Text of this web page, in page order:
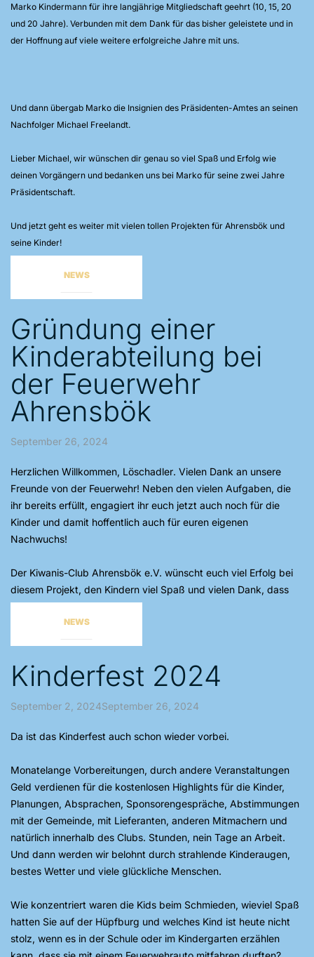
Marko Kindermann für ihre langjährige Mitgliedschaft geehrt (10, 15, 20
und 20 Jahre). Verbunden mit dem Dank für das bisher geleistete und in
der Hoffnung auf viele weitere erfolgreiche Jahre mit uns.
Und dann übergab Marko die Insignien des Präsidenten-Amtes an seinen
Nachfolger Michael Freelandt.
Lieber Michael, wir wünschen dir genau so viel Spaß und Erfolg wie
deinen Vorgängern und bedanken uns bei Marko für seine zwei Jahre
Präsidentschaft.
Und jetzt geht es weiter mit vielen tollen Projekten für Ahrensbök und
seine Kinder!
NEWS
Gründung einer
Kinderabteilung bei
der Feuerwehr
Ahrensbök
September 26, 2024
Herzlichen Willkommen, Löschadler. Vielen Dank an unsere
Freunde von der Feuerwehr! Neben den vielen Aufgaben, die
ihr bereits erfüllt, engagiert ihr euch jetzt auch noch für die
Kinder und damit hoffentlich auch für euren eigenen
Nachwuchs!
Der Kiwanis-Club Ahrensbök e.V. wünscht euch viel Erfolg bei
diesem Projekt, den Kindern viel Spaß und vielen Dank, dass
wir hier helfen durften!
NEWS
Kinderfest 2024
September 2, 2024September 26, 2024
Da ist das Kinderfest auch schon wieder vorbei.
Monatelange Vorbereitungen, durch andere Veranstaltungen
Geld verdienen für die kostenlosen Highlights für die Kinder,
Planungen, Absprachen, Sponsorengespräche, Abstimmungen
mit der Gemeinde, mit Lieferanten, anderen Mitmachern und
natürlich innerhalb des Clubs. Stunden, nein Tage an Arbeit.
Und dann werden wir belohnt durch strahlende Kinderaugen,
bestes Wetter und viele glückliche Menschen.
Wie konzentriert waren die Kids beim Schmieden, wieviel Spaß
hatten Sie auf der Hüpfburg und welches Kind ist heute nicht
stolz, wenn es in der Schule oder im Kindergarten erzählen